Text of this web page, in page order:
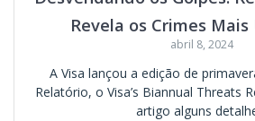
Revela os Crimes
abril 8, 2024
A Visa lançou a edição de
Relatório, o Visa’s Biannual Threats
artigo alguns